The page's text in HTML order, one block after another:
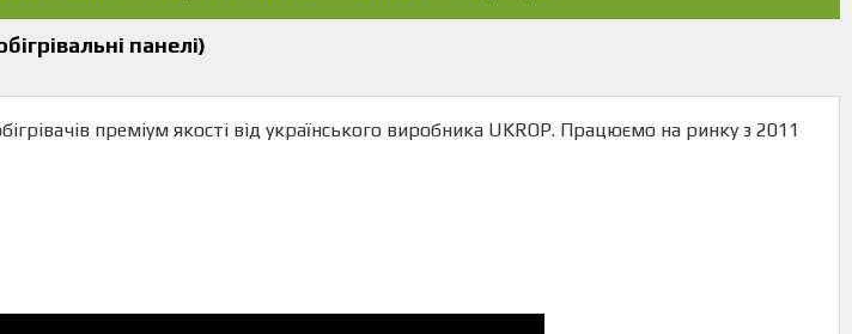
панелі)
преміум якості від українського виробника UKROP. Працюємо на ринку з 2011